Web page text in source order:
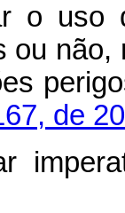
o uso
ou
de